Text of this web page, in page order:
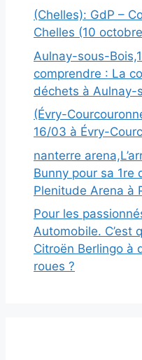
(Chelles): GdP –
Chelles (10
Aulnay-sous-
comprendre : La
déchets à Aulnay-
(Évry-
16/03 à Évry-
nanterre
Bunny pour sa 1re
Plenitude Arena à
Pour les
Automobile. C’est
Citroën Berlingo à
roues ?